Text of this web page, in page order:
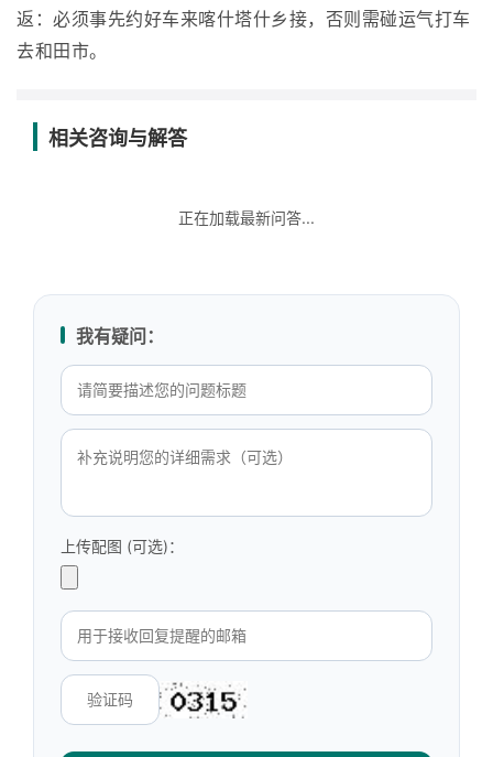
返：必须事先约好车来喀什塔什乡接，否则需碰运气打车
去和田市。
相关咨询与解答
正在加载最新问答...
我有疑问：
上传配图 (可选)：